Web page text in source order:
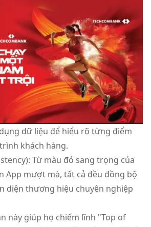
dữ liệu để hiểu rõ từng điểm
khách hàng.
Từ màu đỏ sang trọng của
App mượt mà, tất cả đều đồng bộ
diện thương hiệu chuyên nghiệp
này giúp họ chiếm lĩnh "Top of